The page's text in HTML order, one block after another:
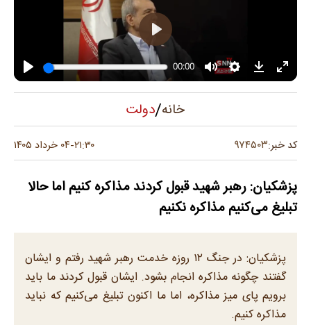
خانه/دولت
کد خبر:۹۷۴۵۰۳ ۲۱:۳۰-۰۴ خرداد ۱۴۰۵
پزشکیان: رهبر شهید قبول کردند مذاکره کنیم اما حالا
تبلیغ می‌کنیم مذاکره نکنیم
پزشکیان: در جنگ ۱۲ روزه خدمت رهبر شهید رفتم و ایشان
گفتند چگونه مذاکره انجام بشود. ایشان قبول کردند ما باید
برویم پای میز مذاکره، اما ما اکنون تبلیغ می‌کنیم که نباید
مذاکره کنیم.